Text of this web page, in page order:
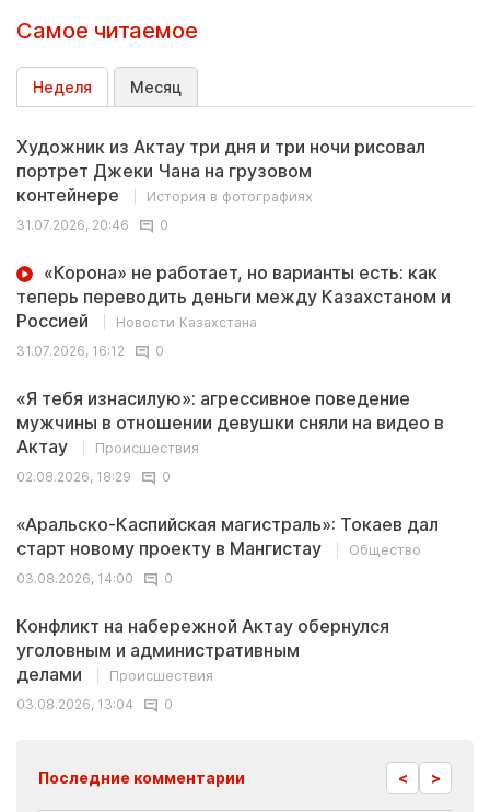
Самое читаемое
Неделя Месяц
Художник из Актау три дня и три ночи рисовал
портрет Джеки Чана на грузовом
контейнере
История в фотографиях
31.07.2026, 20:46
0
«Корона» не работает, но варианты есть: как
теперь переводить деньги между Казахстаном и
Россией
Новости Казахстана
31.07.2026, 16:12
0
«Я тебя изнасилую»: агрессивное поведение
мужчины в отношении девушки сняли на видео в
Актау
Происшествия
02.08.2026, 18:29
0
«Аральско-Каспийская магистраль»: Токаев дал
старт новому проекту в Мангистау
Общество
03.08.2026, 14:00
0
Конфликт на набережной Актау обернулся
уголовным и административным
делами
Происшествия
03.08.2026, 13:04
0
Последние комментарии < >